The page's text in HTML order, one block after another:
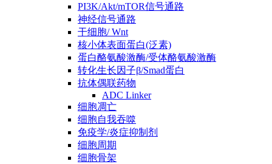
PI3K/Akt/mTOR信号通路
神经信号通路
干细胞/ Wnt
核小体表面蛋白(泛素)
蛋白酪氨酸激酶/受体酪氨酸激酶
转化生长因子β/Smad蛋白
抗体偶联药物
ADC Linker
细胞凋亡
细胞自我吞噬
免疫学/炎症抑制剂
细胞周期
细胞骨架